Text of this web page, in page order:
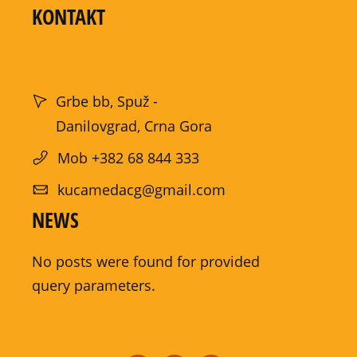
KONTAKT
Grbe bb, Spuž -
Danilovgrad, Crna Gora
Mob +382 68 844 333
kucamedacg@gmail.com
NEWS
No posts were found for provided
query parameters.